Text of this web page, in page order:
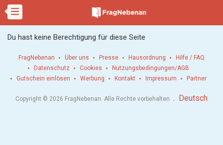
Du hast keine Berechtigung für diese Seite
FragNebenan Über uns Presse Hausordnung
Hilfe / FAQ
Datenschutz
Cookies
Nutzungsbedingungen/AGB
Gutschein einlösen
Werbung Kontakt Impressum Partner
Copyright © 2026 FragNebenan. Alle Rechte vorbehalten . Deutsch